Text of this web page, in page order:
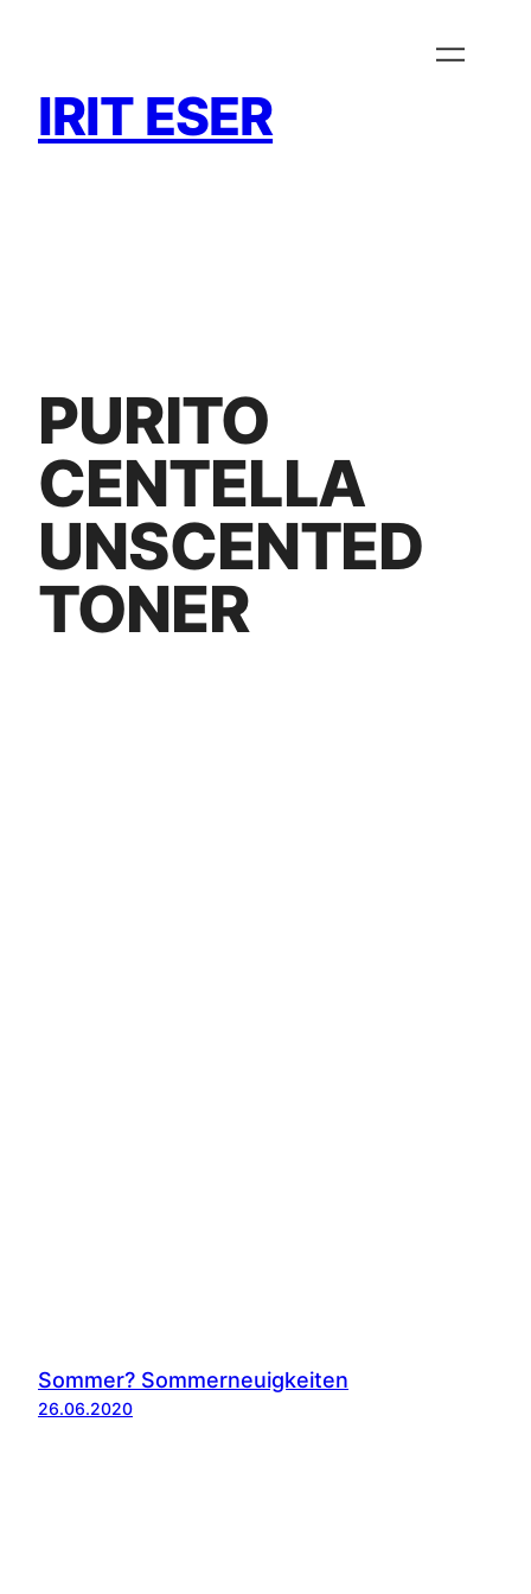
IRIT ESER
PURITO
CENTELLA
UNSCENTED
TONER
Sommer? Sommerneuigkeiten
26.06.2020